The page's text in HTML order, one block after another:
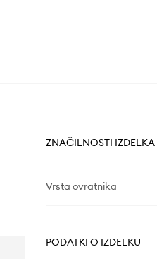
ZNAČILNOSTI IZDELKA
Vrsta ovratnika
PODATKI O IZDELKU